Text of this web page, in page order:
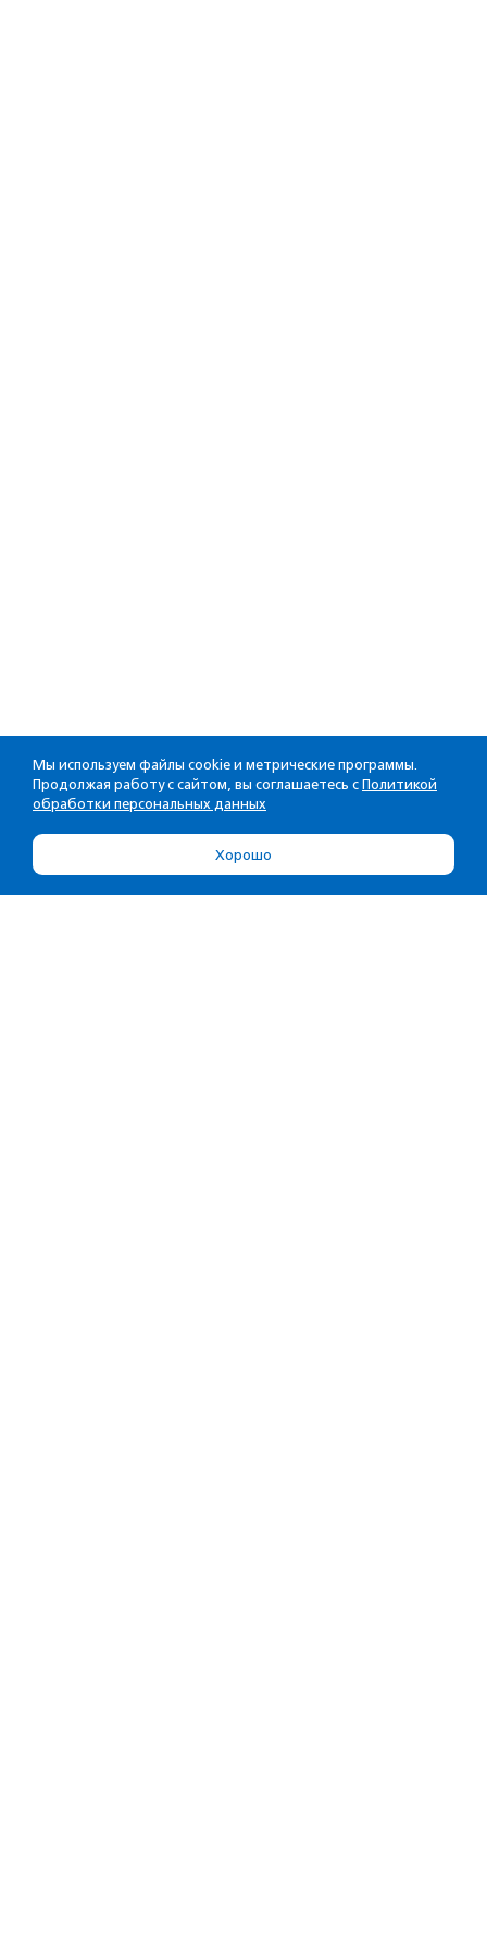
Мы используем файлы cookie и метрические программы.
Продолжая работу с сайтом, вы соглашаетесь с Политикой
обработки персональных данных
Хорошо